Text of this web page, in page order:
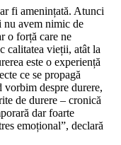
fi amenințată. Atunci
nu avem nimic de
o forță care ne
calitatea vieții, atât la
este o experiență
ce se propagă
despre durere,
de durere – cronică
dar foarte
emoțional”, declară